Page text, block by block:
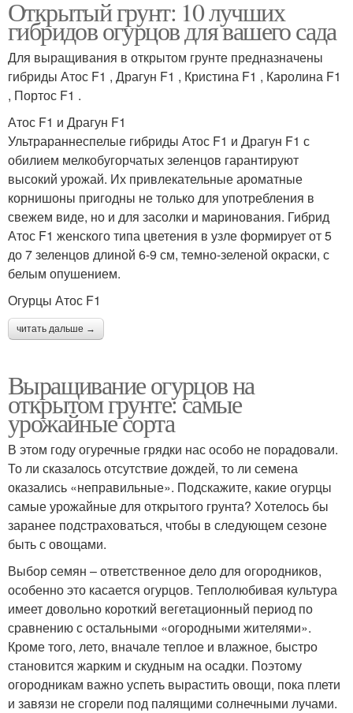
Открытый грунт: 10 лучших
гибридов огурцов для вашего сада
Для выращивания в открытом грунте предназначены
гибриды Атос F1 , Драгун F1 , Кристина F1 , Каролина F1
, Портос F1 .
Атос F1 и Драгун F1
Ультрараннеспелые гибриды Атос F1 и Драгун F1 с
обилием мелкобугорчатых зеленцов гарантируют
высокий урожай. Их привлекательные ароматные
корнишоны пригодны не только для употребления в
свежем виде, но и для засолки и маринования. Гибрид
Атос F1 женского типа цветения в узле формирует от 5
до 7 зеленцов длиной 6-9 см, темно-зеленой окраски, с
белым опушением.
Огурцы Атос F1
читать дальше →
Выращивание огурцов на
открытом грунте: самые
урожайные сорта
В этом году огуречные грядки нас особо не порадовали.
То ли сказалось отсутствие дождей, то ли семена
оказались «неправильные». Подскажите, какие огурцы
самые урожайные для открытого грунта? Хотелось бы
заранее подстраховаться, чтобы в следующем сезоне
быть с овощами.
Выбор семян – ответственное дело для огородников,
особенно это касается огурцов. Теплолюбивая культура
имеет довольно короткий вегетационный период по
сравнению с остальными «огородными жителями».
Кроме того, лето, вначале теплое и влажное, быстро
становится жарким и скудным на осадки. Поэтому
огородникам важно успеть вырастить овощи, пока плети
и завязи не сгорели под палящими солнечными лучами.